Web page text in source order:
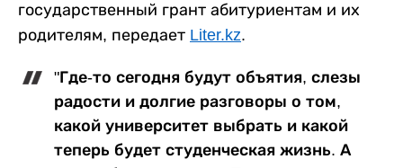
государственный грант абитуриентам и их
родителям, передает Liter.kz.
"Где-то сегодня будут объятия, слезы
радости и долгие разговоры о том,
какой университет выбрать и какой
теперь будет студенческая жизнь. А